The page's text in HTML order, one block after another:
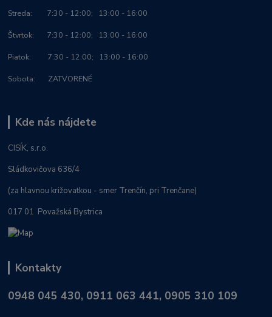
Streda: 7:30 - 12:00; 13:00 - 16:00
Štvrtok: 7:30 - 12:00; 13:00 - 16:00
Piatok: 7:30 - 12:00; 13:00 - 16:00
Sobota: ZATVORENÉ
Kde nás nájdete
CISÍK, s.r.o.
Sládkovičova 636/4
(za hlavnou križovatkou - smer Trenčín, pri Trenčane)
017 01 Považská Bystrica
Kontakty
0948 045 430, 0911 063 441, 0905 310 109